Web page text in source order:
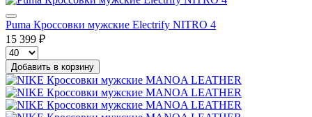
Puma Кроссовки мужские Electrify NITRO 4
15 399 ₽
Добавить в корзину